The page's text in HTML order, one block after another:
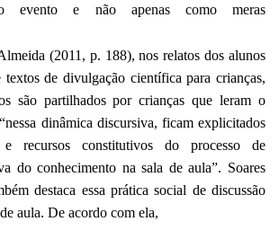
evento e não apenas como meras
(2011, p. 188), nos relatos dos alunos
textos de divulgação científica para crianças,
são partilhados por crianças que leram o
dinâmica discursiva, ficam explicitados
recursos constitutivos do processo de
do conhecimento na sala de aula”. Soares
destaca essa prática social de discussão
aula. De acordo com ela,